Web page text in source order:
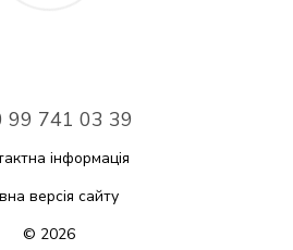
99 741 03 39
інформація
версія сайту
© 2026